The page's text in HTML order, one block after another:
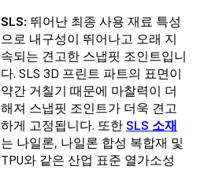
SLS: 뛰어난 최종 사용 재료 특성
으로 내구성이 뛰어나고 오래 지
속되는 견고한 스냅핏 조인트입니
다. SLS 3D 프린트 파트의 표면이
약간 거칠기 때문에 마찰력이 더
해져 스냅핏 조인트가 더욱 견고
하게 고정됩니다. 또한 SLS 소재
는 나일론, 나일론 합성 복합재 및
TPU와 같은 산업 표준 열가소성